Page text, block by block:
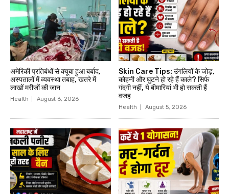
अमेरिकी प्रतिबंधों से क्यूबा हुआ बर्बाद,
अस्पतालों में व्यवस्था तबाह, खतरे में
लाखों मरीजों की जान
Health August 6, 2026
Skin Care Tips: उंगलियों के जोड़,
कोहनी और घुटने हो रहे हैं काले? सिर्फ
गंदगी नहीं, ये बीमारियां भी हो सकती हैं
वजह
Health August 5, 2026